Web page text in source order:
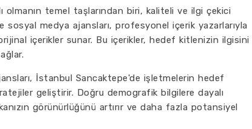
olmanın temel taşlarından biri, kaliteli ve ilgi çekici
medya ajansları, profesyonel içerik yazarlarıyla
içerikler sunar. Bu içerikler, hedef kitlenizin ilgisini
İstanbul Sancaktepe'de işletmelerin hedef
geliştirir. Doğru demografik bilgilere dayalı
görünürlüğünü artırır ve daha fazla potansiyel